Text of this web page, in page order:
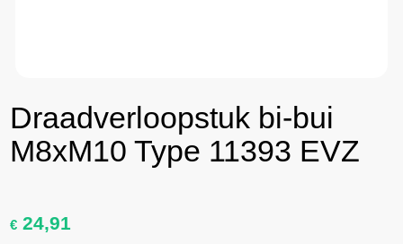
Draadverloopstuk bi-bui
M8xM10 Type 11393 EVZ
€ 24,91